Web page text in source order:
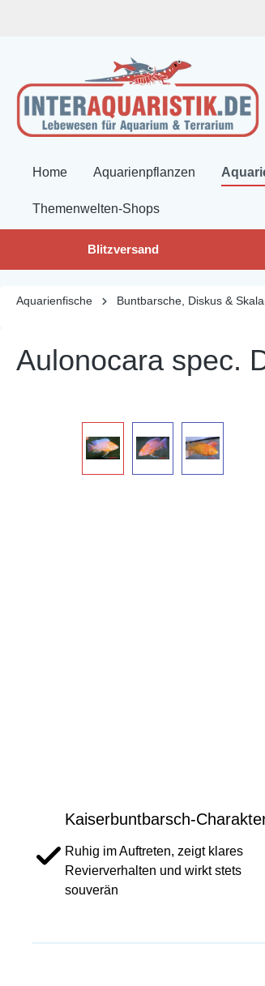
Home Aquarienpflanzen
Themenwelten-Shops
Blitzversand
Aquarienfische Buntbarsche, Diskus &
Aulonocara spec.
Kaiserbuntbarsch-
Ruhig im Auftreten, zeigt klares
Revierverhalten und wirkt stets
souverän